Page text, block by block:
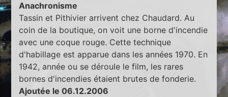
Anachronisme
Tassin et Pithivier arrivent chez Chaudard. Au
coin de la boutique, on voit une borne d'incendie
avec une coque rouge. Cette technique
d'habillage est apparue dans les années 1970. En
1942, année ou se déroule le film, les rares
bornes d'incendies étaient brutes de fonderie.
Ajoutée le 06.12.2006